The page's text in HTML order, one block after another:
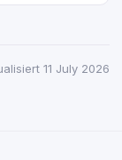
11 July 2026